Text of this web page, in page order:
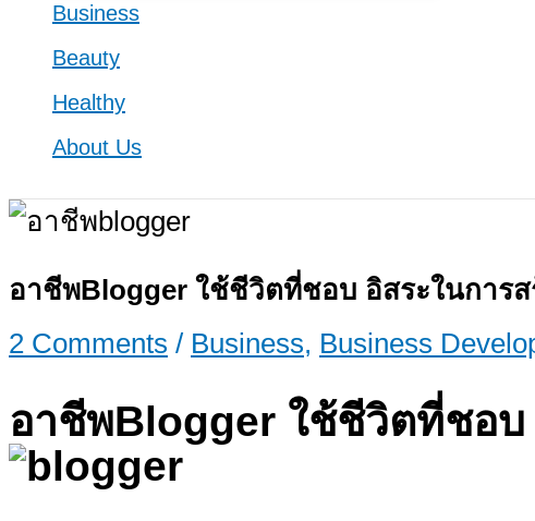
Business
Beauty
Healthy
About Us
อาชีพBlogger ใช้ชีวิตที่ชอบ อิสระในการส
2 Comments / Business, Business
อาชีพBlogger ใช้ชีวิตที่ชอบ